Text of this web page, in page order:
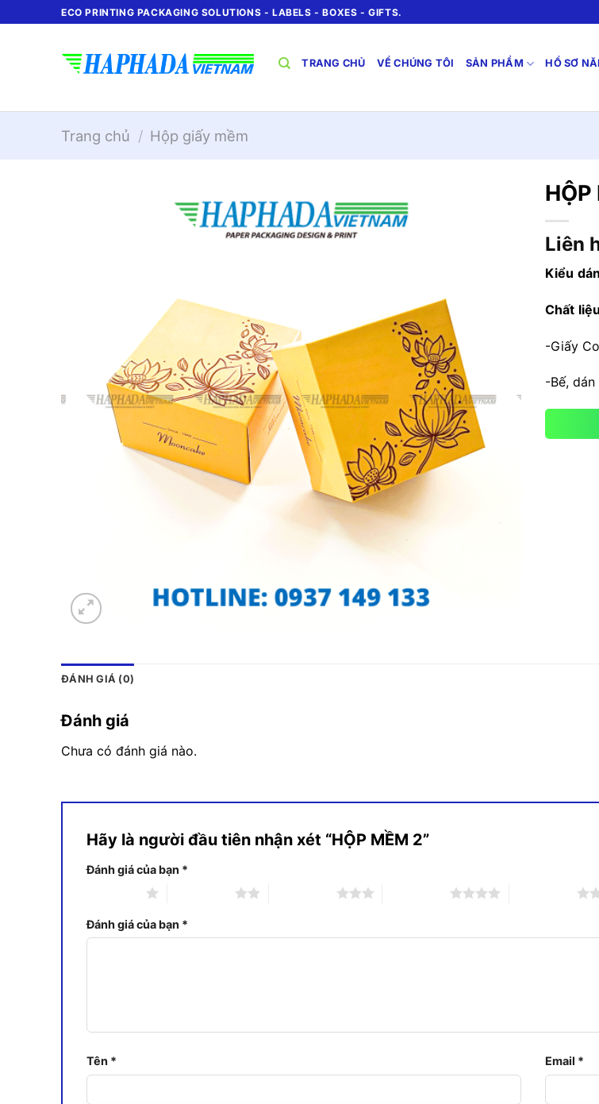
đến
ECO PRINTING PACKAGING SOLUTIONS - LABELS - BOXES - GIFTS.
TRANG CHỦ VỀ CHÚNG TÔI SẢN PHẨM HỒ SƠ
Trang chủ / Hộp giấy mềm
HỘP
Liên
Kiểu
Chất liệu
-Giấy
-Bế,
ĐÁNH GIÁ (0)
Đánh giá
Chưa có đánh giá nào.
Hãy là người đầu tiên nhận xét “HỘP MỀM 2”
Đánh giá của bạn *
Đánh giá của bạn *
Tên * Email *